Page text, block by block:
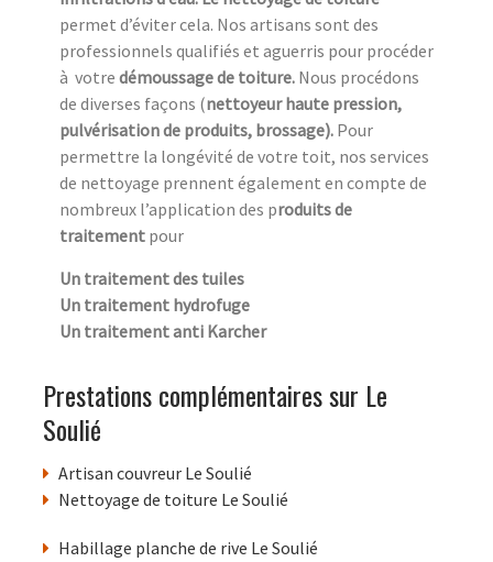
permet d’éviter cela. Nos artisans sont des
professionnels qualifiés et aguerris pour procéder
à votre démoussage de toiture. Nous procédons
de diverses façons (nettoyeur haute pression,
pulvérisation de produits, brossage). Pour
permettre la longévité de votre toit, nos services
de nettoyage prennent également en compte de
nombreux l’application des produits de
traitement pour
Un traitement des tuiles
Un traitement hydrofuge
Un traitement anti Karcher
Prestations complémentaires sur Le
Soulié
Artisan couvreur Le Soulié
Nettoyage de toiture Le Soulié
Habillage planche de rive Le Soulié